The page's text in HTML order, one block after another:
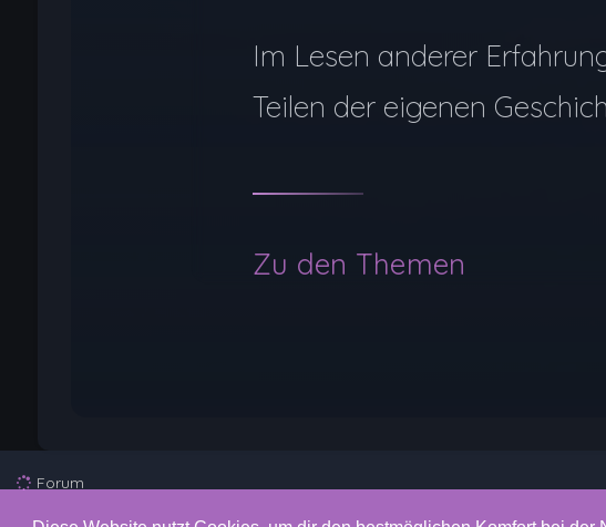
Im Lesen anderer
Teilen der eigenen
Zu den Themen
Forum